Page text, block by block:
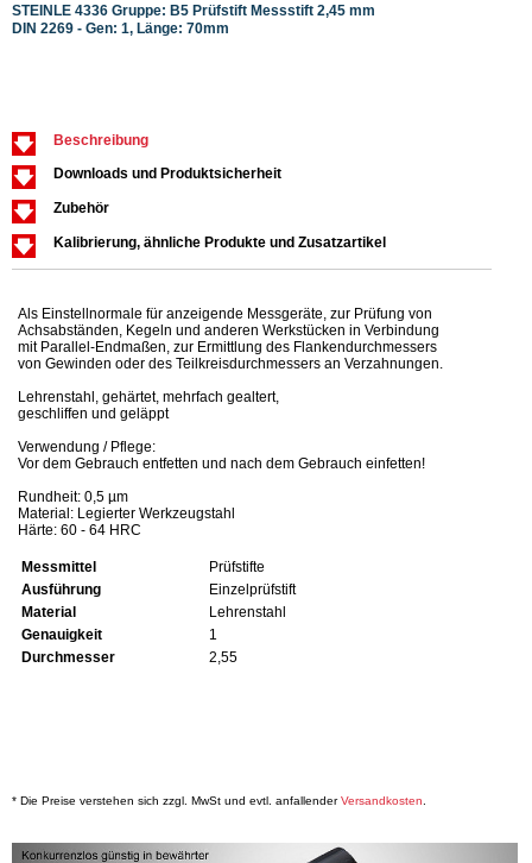
STEINLE 4336 Gruppe: B5 Prüfstift Messstift 2,45 mm
DIN 2269 - Gen: 1, Länge: 70mm
Beschreibung
Downloads und Produktsicherheit
Zubehör
Kalibrierung, ähnliche Produkte und Zusatzartikel
Als Einstellnormale für anzeigende Messgeräte, zur Prüfung von
Achsabständen, Kegeln und anderen Werkstücken in Verbindung
mit Parallel-Endmaßen, zur Ermittlung des Flankendurchmessers
von Gewinden oder des Teilkreisdurchmessers an Verzahnungen.
Lehrenstahl, gehärtet, mehrfach gealtert,
geschliffen und geläppt
Verwendung / Pflege:
Vor dem Gebrauch entfetten und nach dem Gebrauch einfetten!
Rundheit: 0,5 µm
Material: Legierter Werkzeugstahl
Härte: 60 - 64 HRC
Messmittel
Prüfstifte
Ausführung
Einzelprüfstift
Material
Lehrenstahl
Genauigkeit
1
Durchmesser
2,55
* Die Preise verstehen sich zzgl. MwSt und evtl. anfallenderVersandkosten